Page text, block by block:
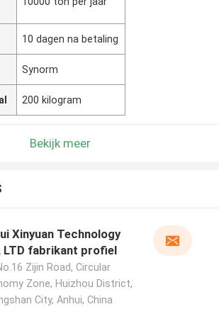
10 dagen na betaling
Synorm
200 kilogram
Bekijk meer
Xinyuan Technology
LTD fabrikant profiel
Zijin Road, Circular
Zone, Huizhou District,
City, Anhui, China